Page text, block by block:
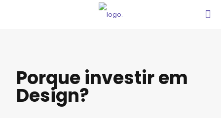
Porque investir em
Design?